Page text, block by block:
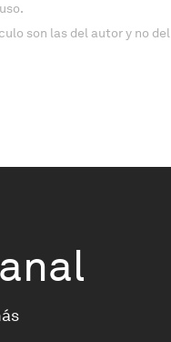
son las del autor y no